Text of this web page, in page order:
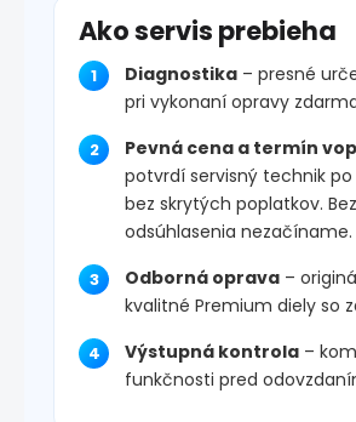
Ako servis prebieha
Diagnostika – presné
pri vykonaní opravy
Pevná cena a termín
potvrdí servisný technik
bez skrytých poplatkov.
odsúhlasenia nezačíname.
Odborná oprava –
kvalitné Premium diely so
Výstupná kontrola –
funkčnosti pred